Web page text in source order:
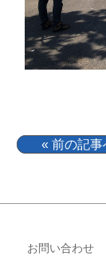
« 前の記事
お問い合わせ